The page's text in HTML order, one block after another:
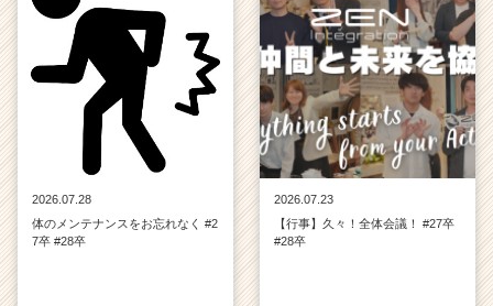
2026.07.28
体のメンテナンスをお忘れなく #2
7卒 #28卒
2026.07.23
【行事】久々！全体会議！ #27卒
#28卒